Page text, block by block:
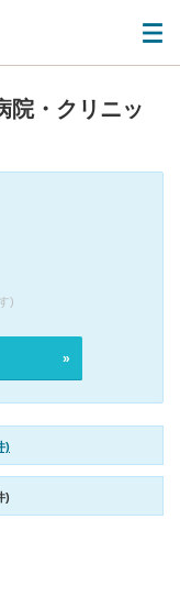
院・クリニッ
)
)
)